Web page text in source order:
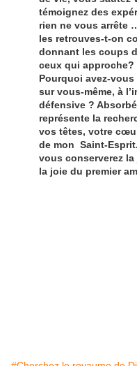
témoignez des
rien ne vous arrête
les retrouves-t-on
donnant les coups
ceux qui approche?
Pourquoi avez-vous
sur vous-même, à
défensive ?
représente la
vos têtes, votre
de mon Saint-
vous conserverez
la joie du premier